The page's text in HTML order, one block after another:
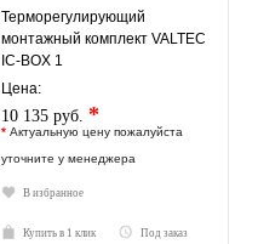
Терморегулирующий
монтажный комплект VALTEC
IC-BOX 1
Цена:
10 135 руб. *
* Актуальную цену пожалуйста
уточните у менеджера
В избранное
Купить в 1 клик Под заказ